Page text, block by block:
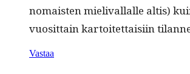
nomais­ten mieli­v­al­lalle altis)
vuosit­tain kar­toitet­taisi­in
Vastaa